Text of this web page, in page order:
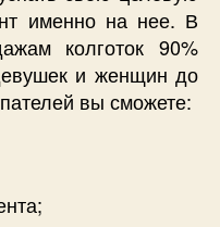
именно на нее. В
колготок 90%
и женщин до
вы сможете: